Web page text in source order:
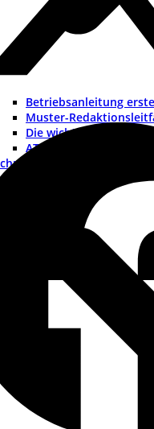
Betriebsanleitung
Muster-
Die wichtigsten 200
ATEX –